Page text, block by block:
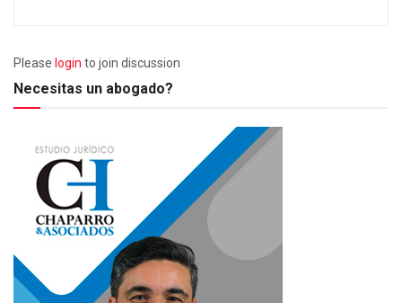
Please login to join discussion
Necesitas un abogado?